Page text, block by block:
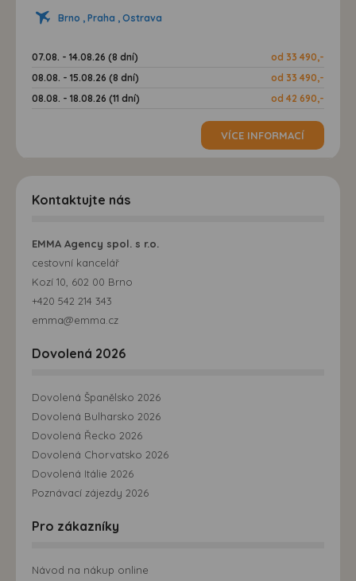
Brno , Praha , Ostrava
07.08. - 14.08.26 (8 dní)
od 33 490,-
08.08. - 15.08.26 (8 dní)
od 33 490,-
08.08. - 18.08.26 (11 dní)
od 42 690,-
VÍCE INFORMACÍ
Kontaktujte nás
EMMA Agency spol. s r.o.
cestovní kancelář
Kozí 10, 602 00 Brno
+420 542 214 343
emma@emma.cz
Dovolená 2026
Dovolená Španělsko 2026
Dovolená Bulharsko 2026
Dovolená Řecko 2026
Dovolená Chorvatsko 2026
Dovolená Itálie 2026
Poznávací zájezdy 2026
Pro zákazníky
Návod na nákup online